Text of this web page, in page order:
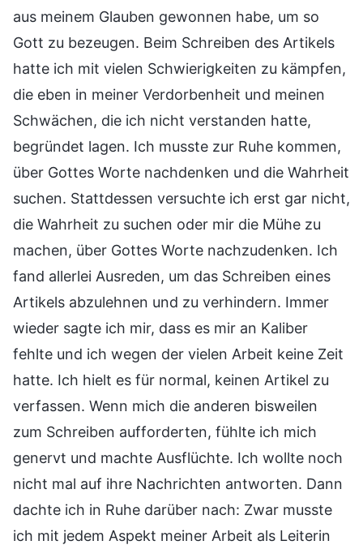
aus meinem Glauben gewonnen habe, um so
Gott zu bezeugen. Beim Schreiben des Artikels
hatte ich mit vielen Schwierigkeiten zu kämpfen,
die eben in meiner Verdorbenheit und meinen
Schwächen, die ich nicht verstanden hatte,
begründet lagen. Ich musste zur Ruhe kommen,
über Gottes Worte nachdenken und die Wahrheit
suchen. Stattdessen versuchte ich erst gar nicht,
die Wahrheit zu suchen oder mir die Mühe zu
machen, über Gottes Worte nachzudenken. Ich
fand allerlei Ausreden, um das Schreiben eines
Artikels abzulehnen und zu verhindern. Immer
wieder sagte ich mir, dass es mir an Kaliber
fehlte und ich wegen der vielen Arbeit keine Zeit
hatte. Ich hielt es für normal, keinen Artikel zu
verfassen. Wenn mich die anderen bisweilen
zum Schreiben aufforderten, fühlte ich mich
genervt und machte Ausflüchte. Ich wollte noch
nicht mal auf ihre Nachrichten antworten. Dann
dachte ich in Ruhe darüber nach: Zwar musste
ich mit jedem Aspekt meiner Arbeit als Leiterin